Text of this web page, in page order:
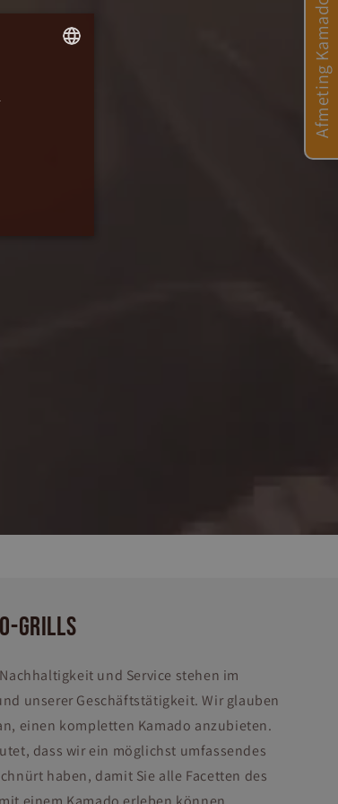
GRILLS
und Service stehen im
unserer Geschäftstätigkeit. Wir glauben
einen kompletten Kamado anzubieten.
dass wir ein möglichst umfassendes
haben, damit Sie alle Facetten des
Afmeting Kamado